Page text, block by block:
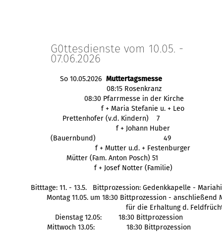
G0ttesdienste vom 10.05. -
07.06.2026
So 10.05.2026 Muttertagsmesse
08:15 Rosenkranz
08:30 Pfarrmesse in der Kirche
f + Maria Stefanie u. + Leo
Prettenhofer (v.d. Kindern) 7
f + Johann Huber
(Bauernbund)
49
f + Mutter u.d. + Festenburger
Mütter (Fam. Anton Posch) 51
f + Josef Notter (Familie)
Bitttage: 11. - 13.5.   Bittprozession: Gedenkkapelle -
Montag 11.05. um 18:30 Bittprozession - anschließend
für die Erhaltung d.
Dienstag 12.05:
18:30 Bittprozession
Mittwoch 13.05:
18:30 Bittprozession